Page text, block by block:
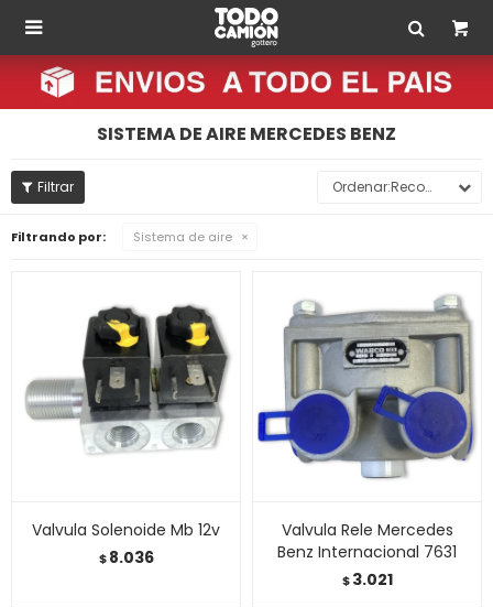

SISTEMA DE AIRE MERCEDES BENZ
Recomendados
Filtrando por: Sistema de aire
Valvula Solenoide Mb 12v
$ 8.036
Valvula Rele Mercedes
Benz Internacional 7631
$ 3.021